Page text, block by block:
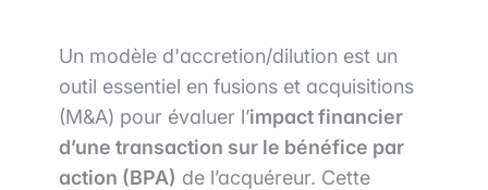
Un modèle d'accretion/dilution est un
outil essentiel en fusions et acquisitions
(M&A) pour évaluer l’impact financier
d’une transaction sur le bénéfice par
action (BPA) de l’acquéreur. Cette